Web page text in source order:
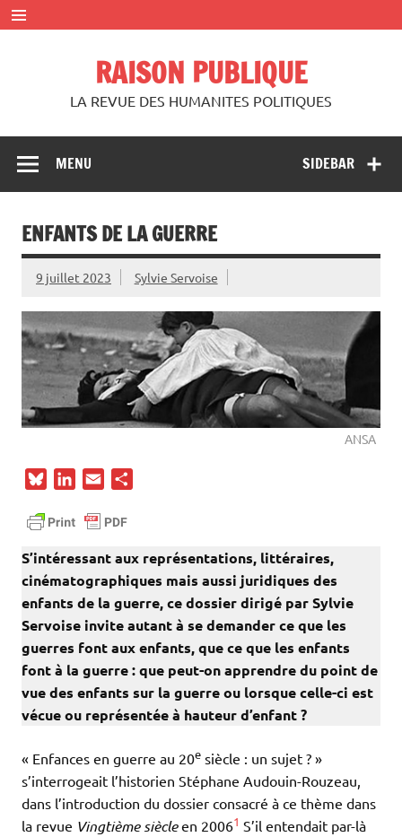
Skip
to
content
RAISON PUBLIQUE
LA REVUE DES HUMANITES POLITIQUES
SIDEBAR
MENU
ENFANTS DE LA GUERRE
9 juillet 2023 Sylvie Servoise
ANSA
u
s
k
y
e
d
I
n
a
l
a
g
e
r
S’intéressant aux représentations, littéraires,
cinématographiques mais aussi juridiques des
enfants de la guerre, ce dossier dirigé par Sylvie
Servoise invite autant à se demander ce que les
guerres font aux enfants, que ce que les enfants
font à la guerre : que peut-on apprendre du point de
vue des enfants sur la guerre ou lorsque celle-ci est
vécue ou représentée à hauteur d’enfant ?
« Enfances en guerre au 20e siècle : un sujet ? »
s’interrogeait l’historien Stéphane Audouin-Rouzeau,
dans l’introduction du dossier consacré à ce thème dans
la revue Vingtième siècleen 20061 S’il entendait par-là